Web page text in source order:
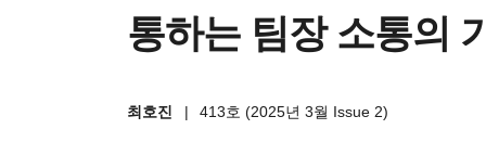
통하는 팀장 소통의
최호진 | 413호 (2025년 3월 Issue 2)